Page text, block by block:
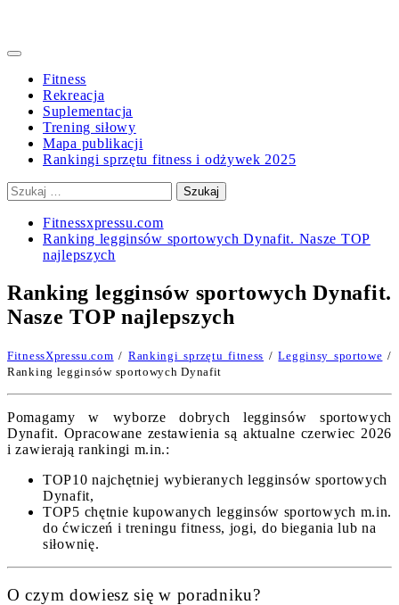
Primary
Fitness
Rekreacja
Suplementacja
Trening siłowy
Mapa publikacji
Rankingi sprzętu fitness i odżywek 2025
Szukaj:
Fitnessxpressu.com
Ranking legginsów sportowych Dynafit. Nasze TOP
najlepszych
Ranking legginsów sportowych Dynafit.
Nasze TOP najlepszych
FitnessXpressu.com / Rankingi sprzętu fitness /Legginsy sportowe /
Ranking legginsów sportowych Dynafit
Pomagamy w wyborze dobrych legginsów sportowych
Dynafit. Opracowane zestawienia są aktualne czerwiec 2026
i zawierają rankingi m.in.:
TOP10 najchętniej wybieranych legginsów sportowych
Dynafit,
TOP5 chętnie kupowanych legginsów sportowych m.in.
do ćwiczeń i treningu fitness, jogi, do biegania lub na
siłownię.
O czym dowiesz się w poradniku?